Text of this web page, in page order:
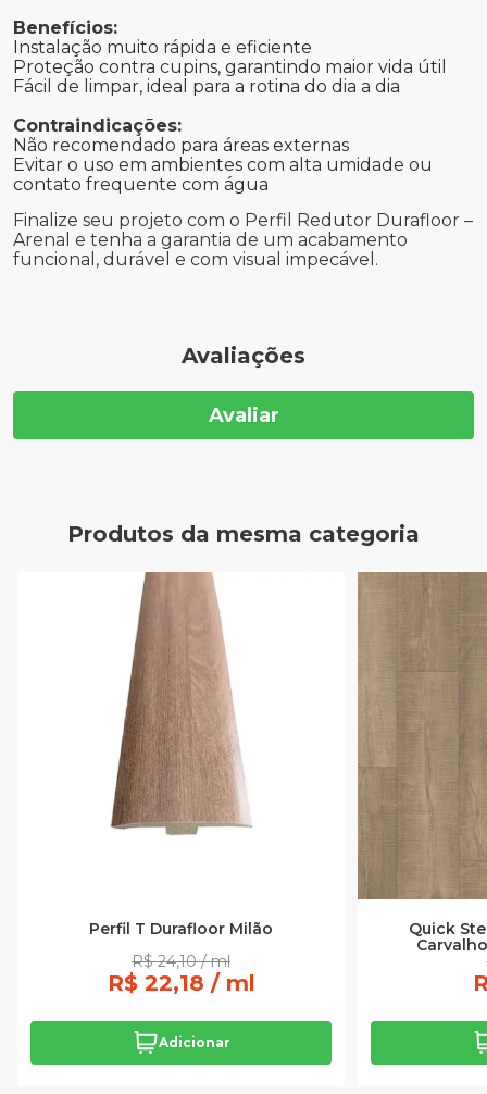
Benefícios:
Instalação muito rápida e eficiente
Proteção contra cupins, garantindo maior vida útil
Fácil de limpar, ideal para a rotina do dia a dia
Contraindicações:
Não recomendado para áreas externas
Evitar o uso em ambientes com alta umidade ou
contato frequente com água
Finalize seu projeto com o Perfil Redutor Durafloor –
Arenal e tenha a garantia de um acabamento
funcional, durável e com visual impecável.
Avaliações
Avaliar
Produtos da mesma categoria
Perfil T Durafloor Milão
R$ 24,10 / ml
R$ 22,18 / ml
Adicionar
Quick